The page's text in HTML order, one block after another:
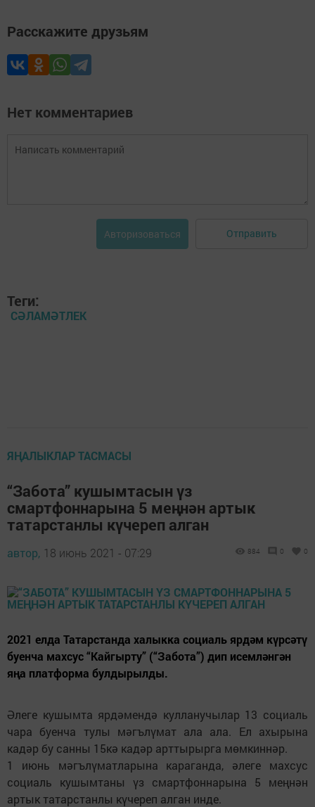
Расскажите друзьям
Нет комментариев
Авторизоваться Отправить
Теги:
СӘЛАМӘТЛЕК
ЯҢАЛЫКЛАР ТАСМАСЫ
“Забота” кушымтасын үз
смартфоннарына 5 меңнән артык
татарстанлы күчереп алган
автор, 18 июнь 2021 - 07:29 884 0 0
2021 елда Татарстанда халыкка социаль ярдәм күрсәтү
буенча махсус “Кайгырту” (“Забота”) дип исемләнгән
яңа платформа булдырылды.
Әлеге кушымта ярдәмендә кулланучылар 13 социаль
чара буенча тулы мәгълүмат ала ала. Ел ахырына
кадәр бу санны 15кә кадәр арттырырга мөмкиннәр.
1 июнь мәгълүматларына караганда, әлеге махсус
социаль кушымтаны үз смартфоннарына 5 меңнән
артык татарстанлы күчереп алган инде.